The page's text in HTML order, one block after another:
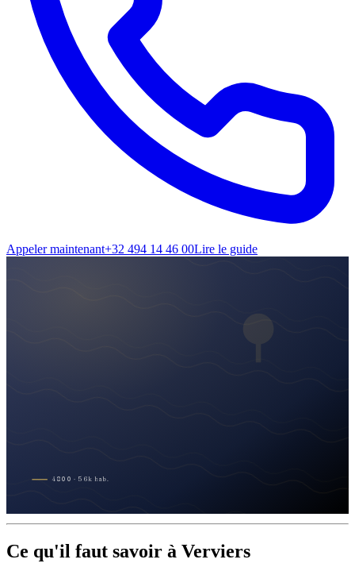
Appeler maintenant+32 494 14 46 00Lire le guide
4800 · 56 k hab.
Ce qu'il faut savoir à Verviers